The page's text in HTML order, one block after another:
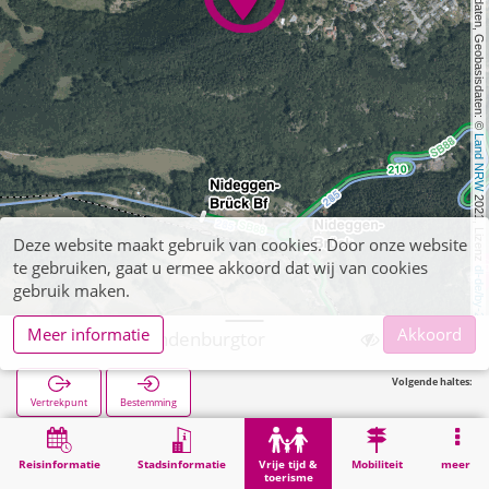
, Kartendaten, Geobasisdaten: ©
Land NRW
2021, Lizenz
dl-de/by-2-0
Reisinformatie Stadsinformatie
Vrije tijd &
toerisme
Mobiliteit meer
Nideggen, Hindenburgtor
Vertrekpunt Bestemming
Volgende haltes:
Vrije tijd & toerisme Bezienswaardigheid Nideggen, Hindenburgtor
Deze website maakt gebruik van cookies. Door onze website
te gebruiken, gaat u ermee akkoord dat wij van cookies
gebruik maken.
Meer informatie
Akkoord